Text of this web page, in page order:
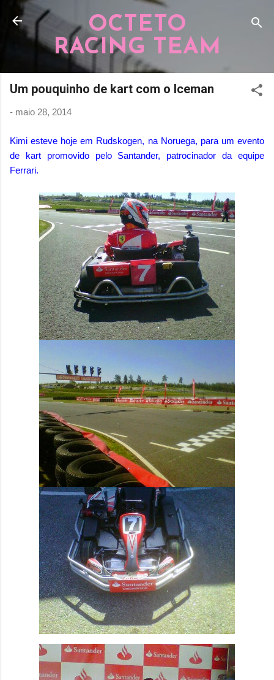
Pular para o conteúdo principal
OCTETO
RACING TEAM
Um pouquinho de kart com o Iceman
- maio 28, 2014
Kimi esteve hoje em Rudskogen, na Noruega, para um evento
de kart promovido pelo Santander, patrocinador da equipe
Ferrari.